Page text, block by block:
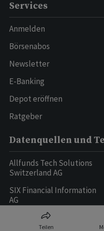
Teilen
Services
Anmelden
Börsenabos
Newsletter
E-Banking
Depot eröffnen
Ratgeber
Datenquellen und
Allfunds Tech Solutions
Switzerland AG
SIX Financial Information
AG